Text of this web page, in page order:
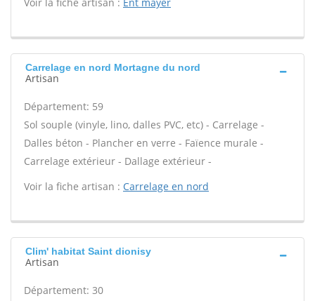
Carrelage en nord Mortagne du nord
Artisan
Département: 59
Sol souple (vinyle, lino, dalles PVC, etc) - Carrelage -
Dalles béton - Plancher en verre - Faïence murale -
Carrelage extérieur - Dallage extérieur -
Voir la fiche artisan : Carrelage en nord
Clim' habitat Saint dionisy
Artisan
Département: 30